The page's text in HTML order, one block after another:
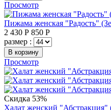
Просмотр
Пижама женская "Радость"
2 430 Р 850 Р
размер :
В корзину
Просмотр
Скидка 53%
Халат женский "Абстракция"